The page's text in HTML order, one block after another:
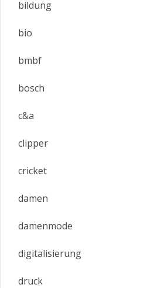
bildung
bio
bmbf
bosch
c&a
clipper
cricket
damen
damenmode
digitalisierung
druck